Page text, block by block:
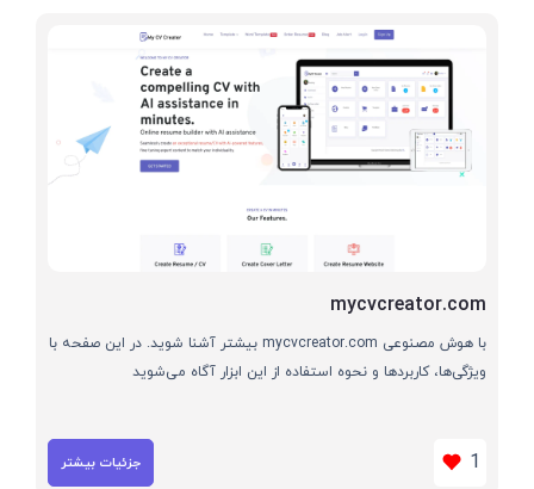
mycvcreator.com
با هوش مصنوعی mycvcreator.com بیشتر آشنا شوید. در این صفحه با
ویژگی‌ها، کاربردها و نحوه استفاده از این ابزار آگاه می‌شوید
1 جزئیات بیشتر